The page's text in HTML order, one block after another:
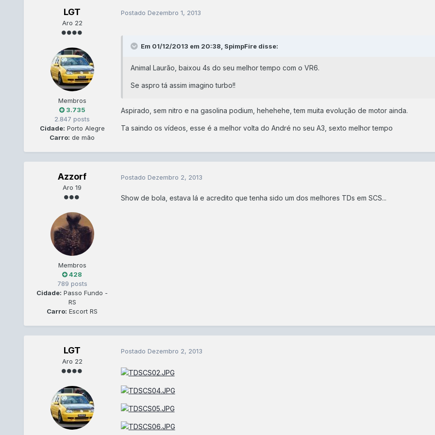
LGT
Aro 22
Membros
3.735
2.847 posts
Cidade: Porto Alegre
Carro: de mão
Postado Dezembro 1, 2013
Em 01/12/2013 em 20:38, SpimpFire disse:
Animal Laurão, baixou 4s do seu melhor tempo com o VR6.
Se aspro tá assim imagino turbo!!
Aspirado, sem nitro e na gasolina podium, hehehehe, tem muita evolução de motor ainda.
Ta saindo os vídeos, esse é a melhor volta do André no seu A3, sexto melhor tempo
Azzorf
Aro 19
Membros
428
789 posts
Cidade: Passo Fundo -
RS
Carro: Escort RS
Postado Dezembro 2, 2013
Show de bola, estava lá e acredito que tenha sido um dos melhores TDs em SCS...
LGT
Aro 22
Postado Dezembro 2, 2013